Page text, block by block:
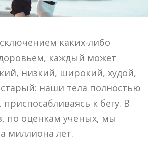
каких-либо
каждый может
низкий, широкий, худой,
наши тела полностью
к бегу. В
по оценкам ученых, мы
миллиона лет.